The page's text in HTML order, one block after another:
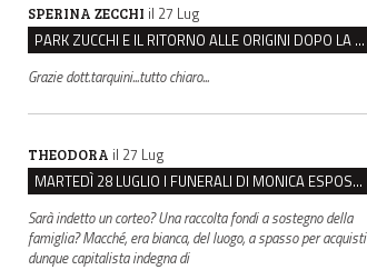
SPERINA ZECCHI il 27 Lug
PARK ZUCCHI E IL RITORNO ALLE ORIGINI DOPO LA DISAVVENTURA CON REGGIO EMILIA PARCHEGGI
Grazie dott.tarquini...tutto chiaro...
THEODORA il 27 Lug
MARTEDÌ 28 LUGLIO I FUNERALI DI MONICA ESPOSITO: LUTTO CITTADINO A MODENA E NONANTOLA
Sarà indetto un corteo? Una raccolta fondi a sostegno della
famiglia? Macché, era bianca, del luogo, a spasso per acquisti
dunque capitalista indegna di